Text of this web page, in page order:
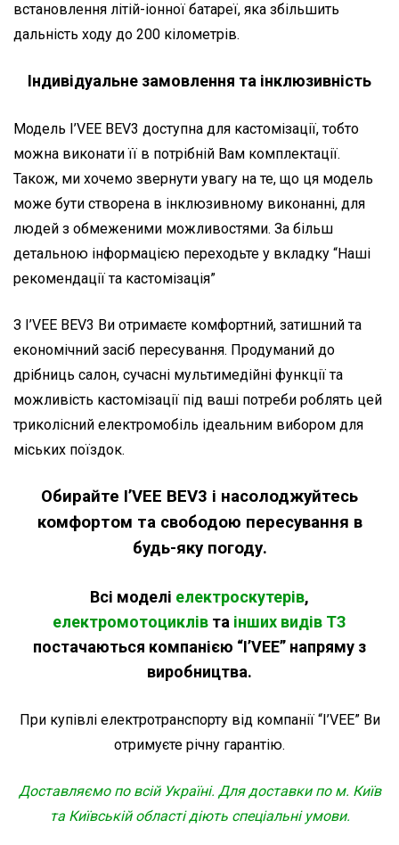
встановлення літій-іонної батареї, яка збільшить
дальність ходу до 200 кілометрів.
Індивідуальне замовлення та інклюзивність
Модель I’VEE BEV3 доступна для кастомізації, тобто
можна виконати її в потрібній Вам комплектації.
Також, ми хочемо звернути увагу на те, що ця модель
може бути створена в інклюзивному виконанні, для
людей з обмеженими можливостями. За більш
детальною інформацією переходьте у вкладку “Наші
рекомендації та кастомізація”
З I’VEE BEV3 Ви отримаєте комфортний, затишний та
економічний засіб пересування. Продуманий до
дрібниць салон, сучасні мультимедійні функції та
можливість кастомізації під ваші потреби роблять цей
триколісний електромобіль ідеальним вибором для
міських поїздок.
Обирайте I’VEE BEV3 і насолоджуйтесь
комфортом та свободою пересування в
будь-яку погоду.
Всі моделі електроскутерів,
електромотоциклів та інших видів ТЗ
постачаються компанією “I’VEE” напряму з
виробництва.
При купівлі електротранспорту від компанії “I’VEE” Ви
отримуєте річну гарантію.
Доставляємо по всій Україні. Для доставки по м. Київ
та Київській області діють спеціальні умови.